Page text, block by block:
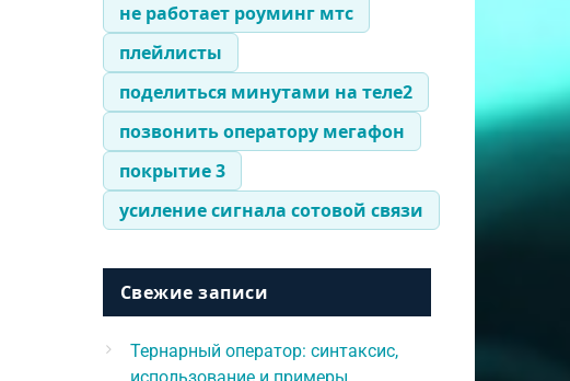
не работает роуминг мтс
плейлисты
поделиться минутами на теле2
позвонить оператору мегафон
покрытие 3
усиление сигнала сотовой связи
Свежие записи
Тернарный оператор: синтаксис,